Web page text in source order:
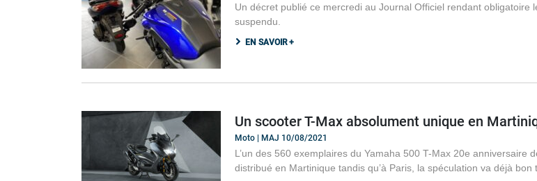
Un décret publié ce mercredi au Journal Officiel rendant
suspendu.
EN SAVOIR +
Un scooter T-Max absolument unique en
Moto | MAJ 10/08/2021
L’un des 560 exemplaires du Yamaha 500 T-Max 20e anniversaire
distribué en Martinique tandis qu’à Paris, la spéculation va déjà